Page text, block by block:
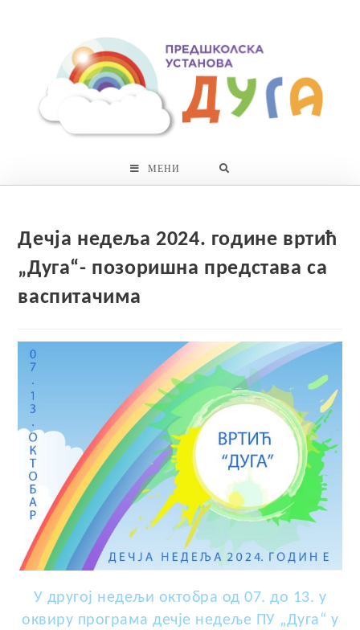
МЕНИ
Дечја недеља 2024. године вртић
„Дуга“- позоришна представа са
васпитачима
У другој недељи октобра од 07. до 13. у
оквиру програма дечје недеље ПУ „Дуга“ у